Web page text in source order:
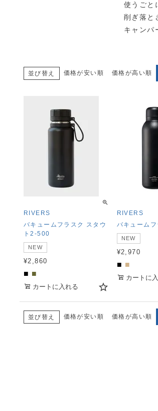
使うごと
削ぎ落と
キャンパ
並び替え 価格が安い順 価格が高い順
RIVERS
バキュームフラスク スタウ
ト2-500
NEW
¥2,860
■ ■
カートに入れる
RIVERS
バキューム
NEW
¥2,970
■ ■
カートに
並び替え 価格が安い順 価格が高い順